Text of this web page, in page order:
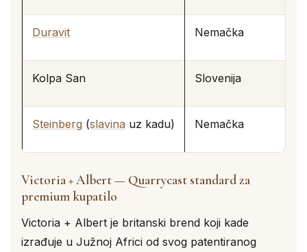
Duravit Nemačka
Kolpa San Slovenija
Steinberg (slavina uz kadu) Nemačka
Victoria + Albert — Quarrycast standard za
premium kupatilo
Victoria + Albert je britanski brend koji kade
izrađuje u Južnoj Africi od svog patentiranog